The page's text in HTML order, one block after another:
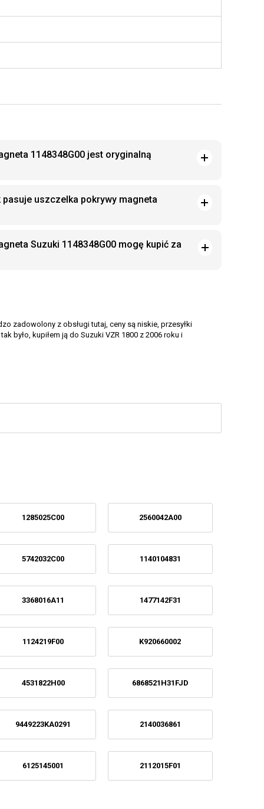
1148348G00 jest oryginalną
uszczelka pokrywy magneta
Suzuki 1148348G00 mogę kupić za
zadowolony z obsługi tutaj, ceny są niskie, przesyłki
było, kupiłem ją do Suzuki VZR 1800 z 2006 roku i
1285025C00 2560042A00
5742032C00 1140104831
3368016A11 1477142F31
1124219F00 K920660002
4531822H00 6868521H31FJD
9449223KA0291 2140036861
6125145001 2112015F01